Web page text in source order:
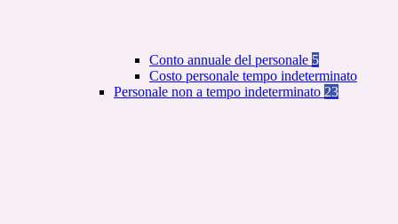
Conto annuale del personale 5
Costo personale tempo indeterminato
Personale non a tempo indeterminato 23